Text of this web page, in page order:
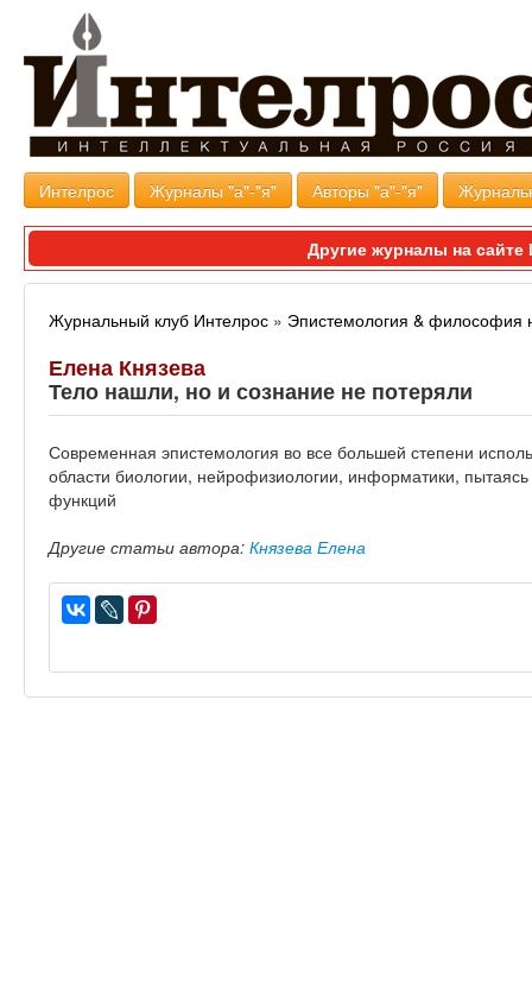
Интелрос Журналы "а"-"я" Авторы "а"-"я"
Другие журналы на
Журнальный клуб Интелрос » Эпистемология & философия
Елена Князева
Тело нашли, но и сознание не потеряли
Современная эпистемология во все большей степени
области биологии, нейрофизиологии, информатики,
функций
Другие статьи автора: Князева Елена